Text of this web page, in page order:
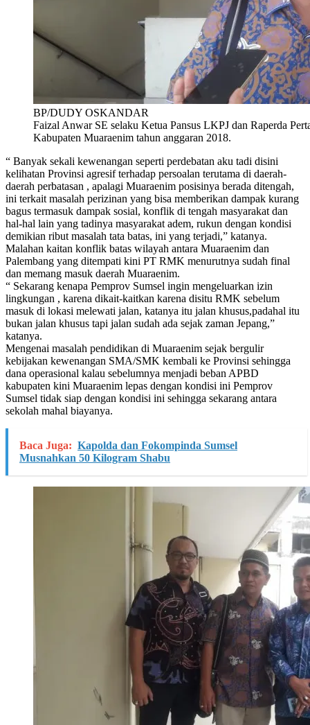
BP/DUDY OSKANDAR
Faizal Anwar SE selaku Ketua Pansus LKPJ dan Raperda
Kabupaten Muaraenim tahun anggaran 2018.
“ Banyak sekali kewenangan seperti perdebatan aku tadi disini
kelihatan Provinsi agresif terhadap persoalan terutama di daerah-
daerah perbatasan , apalagi Muaraenim posisinya berada ditengah,
ini terkait masalah perizinan yang bisa memberikan dampak kurang
bagus termasuk dampak sosial, konflik di tengah masyarakat dan
hal-hal lain yang tadinya masyarakat adem, rukun dengan kondisi
demikian ribut masalah tata batas, ini yang terjadi,” katanya.
Malahan kaitan konflik batas wilayah antara Muaraenim dan
Palembang yang ditempati kini PT RMK menurutnya sudah final
dan memang masuk daerah Muaraenim.
“ Sekarang kenapa Pemprov Sumsel ingin mengeluarkan izin
lingkungan , karena dikait-kaitkan karena disitu RMK sebelum
masuk di lokasi melewati jalan, katanya itu jalan khusus,padahal itu
bukan jalan khusus tapi jalan sudah ada sejak zaman Jepang,”
katanya.
Mengenai masalah pendidikan di Muaraenim sejak bergulir
kebijakan kewenangan SMA/SMK kembali ke Provinsi sehingga
dana operasional kalau sebelumnya menjadi beban APBD
kabupaten kini Muaraenim lepas dengan kondisi ini Pemprov
Sumsel tidak siap dengan kondisi ini sehingga sekarang antara
sekolah mahal biayanya.
Baca Juga: Kapolda dan Fokompinda Sumsel
Musnahkan 50 Kilogram Shabu